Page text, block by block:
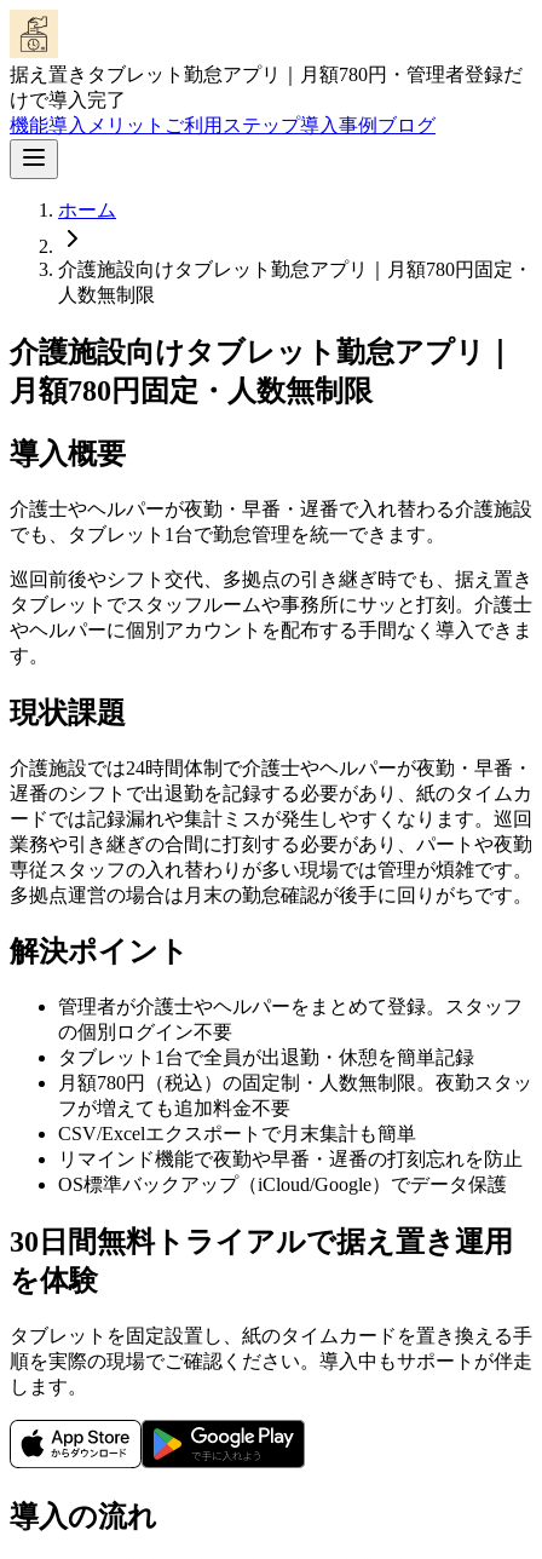
据え置きタブレット勤怠アプリ｜月額780円・管理者登録だ
けで導入完了
機能導入メリット ご利用ステップ導入事例 ブログ
ホーム
介護施設向けタブレット勤怠アプリ｜月額780円固定・
人数無制限
介護施設向けタブレット勤怠アプリ｜
月額780円固定・人数無制限
導入概要
介護士やヘルパーが夜勤・早番・遅番で入れ替わる介護施設
でも、タブレット1台で勤怠管理を統一できます。
巡回前後やシフト交代、多拠点の引き継ぎ時でも、据え置き
タブレットでスタッフルームや事務所にサッと打刻。介護士
やヘルパーに個別アカウントを配布する手間なく導入できま
す。
現状課題
介護施設では24時間体制で介護士やヘルパーが夜勤・早番・
遅番のシフトで出退勤を記録する必要があり、紙のタイムカ
ードでは記録漏れや集計ミスが発生しやすくなります。巡回
業務や引き継ぎの合間に打刻する必要があり、パートや夜勤
専従スタッフの入れ替わりが多い現場では管理が煩雑です。
多拠点運営の場合は月末の勤怠確認が後手に回りがちです。
解決ポイント
管理者が介護士やヘルパーをまとめて登録。スタッフ
の個別ログイン不要
タブレット1台で全員が出退勤・休憩を簡単記録
月額780円（税込）の固定制・人数無制限。夜勤スタッ
フが増えても追加料金不要
CSV/Excelエクスポートで月末集計も簡単
リマインド機能で夜勤や早番・遅番の打刻忘れを防止
OS標準バックアップ（iCloud/Google）でデータ保護
30日間無料トライアルで据え置き運用
を体験
タブレットを固定設置し、紙のタイムカードを置き換える手
順を実際の現場でご確認ください。導入中もサポートが伴走
します。
導入の流れ